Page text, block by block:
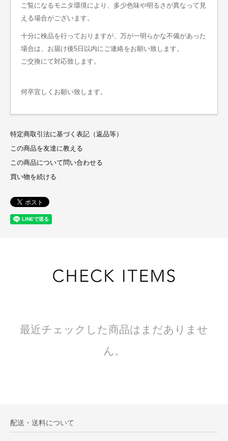
ご覧になるモニタ環境により、多少色味や明るさが異なって見
える場合がございます。
十分に検品を行っておりますが、万が一明らかな不備があった
場合は、お届け後5日以内にご連絡をお願い致します。
ご交換にて対応致します。
何卒宜しくお願い致します。
特定商取引法に基づく表記（返品等）
この商品を友達に教える
この商品について問い合わせる
買い物を続ける
最近チェックした商品はまだありませ
ん。
配送・送料について